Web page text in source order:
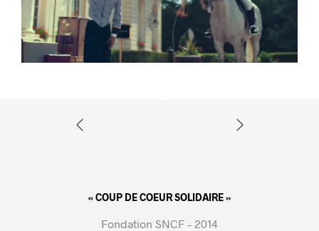
« COUP DE COEUR SOLIDAIRE »
Fondation SNCF – 2014